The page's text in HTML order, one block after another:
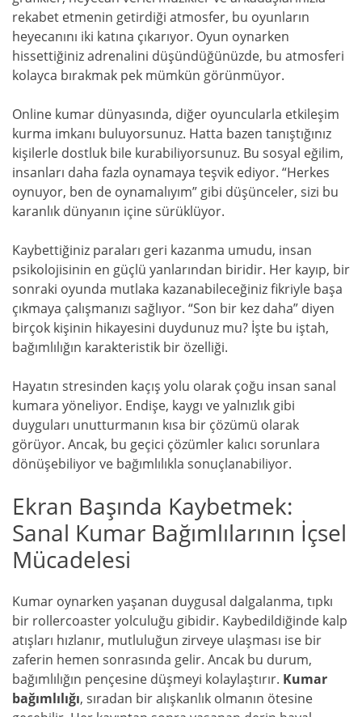
rekabet etmenin getirdiği atmosfer, bu oyunların
heyecanını iki katına çıkarıyor. Oyun oynarken
hissettiğiniz adrenalini düşündüğünüzde, bu atmosferi
kolayca bırakmak pek mümkün görünmüyor.
Online kumar dünyasında, diğer oyuncularla etkileşim
kurma imkanı buluyorsunuz. Hatta bazen tanıştığınız
kişilerle dostluk bile kurabiliyorsunuz. Bu sosyal eğilim,
insanları daha fazla oynamaya teşvik ediyor. “Herkes
oynuyor, ben de oynamalıyım” gibi düşünceler, sizi bu
karanlık dünyanın içine sürüklüyor.
Kaybettiğiniz paraları geri kazanma umudu, insan
psikolojisinin en güçlü yanlarından biridir. Her kayıp, bir
sonraki oyunda mutlaka kazanabileceğiniz fikriyle başa
çıkmaya çalışmanızı sağlıyor. “Son bir kez daha” diyen
birçok kişinin hikayesini duydunuz mu? İşte bu iştah,
bağımlılığın karakteristik bir özelliği.
Hayatın stresinden kaçış yolu olarak çoğu insan sanal
kumara yöneliyor. Endişe, kaygı ve yalnızlık gibi
duyguları unutturmanın kısa bir çözümü olarak
görüyor. Ancak, bu geçici çözümler kalıcı sorunlara
dönüşebiliyor ve bağımlılıkla sonuçlanabiliyor.
Ekran Başında Kaybetmek:
Sanal Kumar Bağımlılarının İçsel
Mücadelesi
Kumar oynarken yaşanan duygusal dalgalanma, tıpkı
bir rollercoaster yolculuğu gibidir. Kaybedildiğinde kalp
atışları hızlanır, mutluluğun zirveye ulaşması ise bir
zaferin hemen sonrasında gelir. Ancak bu durum,
bağımlılığın pençesine düşmeyi kolaylaştırır. Kumar
bağımlılığı, sıradan bir alışkanlık olmanın ötesine